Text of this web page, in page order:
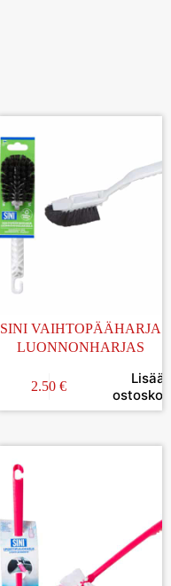
SINI VAIHTOPÄÄHARJA
LUONNONHARJAS
2.50 €
Lisää